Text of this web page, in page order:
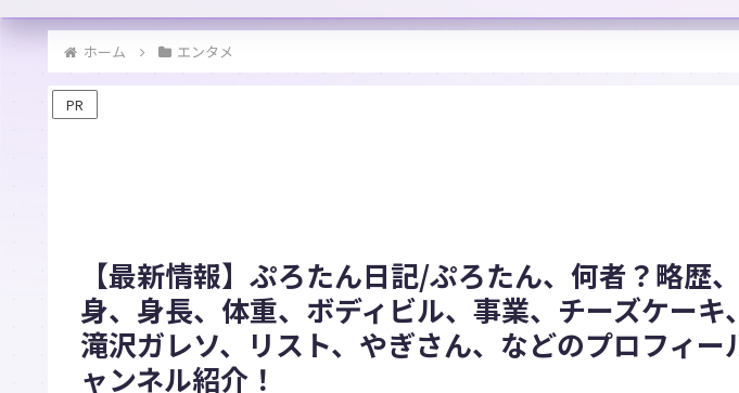
ホーム エンタメ
PR
【最新情報】ぷろたん日記/ぷろたん、何者？略歴
身、身長、体重、ボディビル、事業、チーズケーキ
滝沢ガレソ、リスト、やぎさん、などのプロフィ
ャンネル紹介！